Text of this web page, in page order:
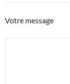
Votre message